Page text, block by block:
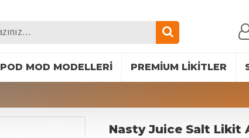
POD MOD MODELLERI PREMIUM LIKITLER
Nasty Juice Salt Likit